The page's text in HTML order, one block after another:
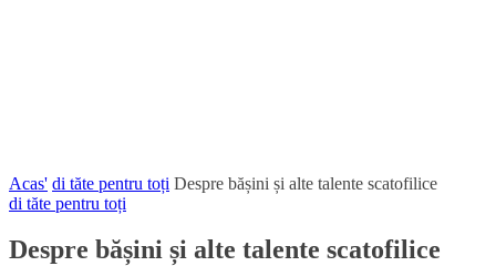
Acas' di tăte pentru toți Despre bășini și alte talente scatofilice
di tăte pentru toți
Despre bășini și alte talente scatofilice